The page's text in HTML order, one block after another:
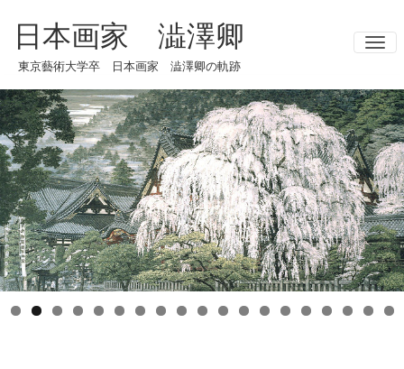
日本画家 澁澤卿
東京藝術大学卒 日本画家 澁澤卿の軌跡
ナ